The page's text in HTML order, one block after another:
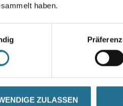
haben.
ZULASSEN
Erkunden Sie in der